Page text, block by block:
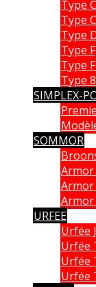
Type
Type
Type
Type F
Type
Type
SIMPLEX-
SOMMOR
Armor
Armor
Armor
URFEE
Urfée
Urfée
Urfée
Urfée